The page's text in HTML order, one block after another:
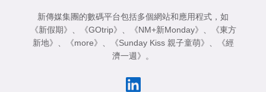
新傳媒集團的數碼平台包括多個網站和應用程式，如
《新假期》
《GOtrip》 《NM+新Monday》
《東方
新地》
《more》 《Sunday Kiss 親子童萌》
《經
濟一週》
。